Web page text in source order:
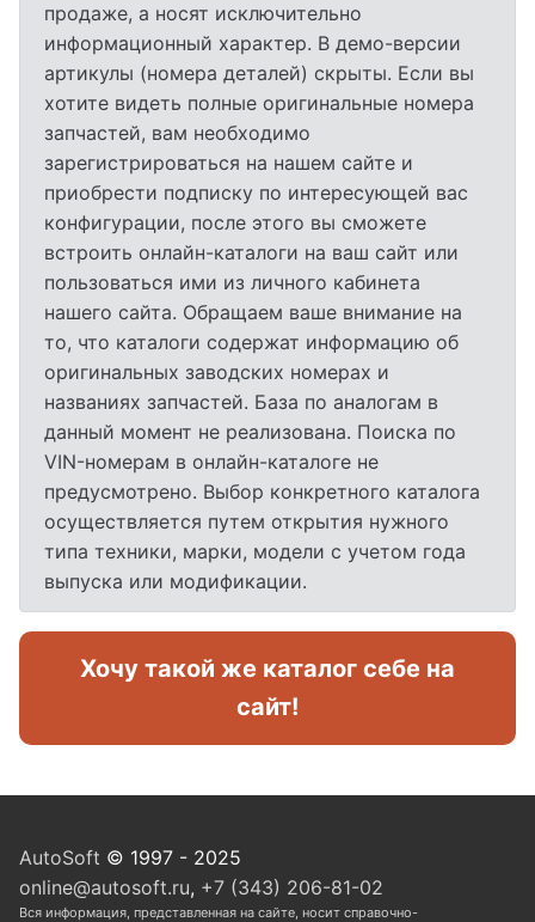
продаже, а носят исключительно
информационный характер. В демо-версии
артикулы (номера деталей) скрыты. Если вы
хотите видеть полные оригинальные номера
запчастей, вам необходимо
зарегистрироваться на нашем сайте и
приобрести подписку по интересующей вас
конфигурации, после этого вы сможете
встроить онлайн-каталоги на ваш сайт или
пользоваться ими из личного кабинета
нашего сайта. Обращаем ваше внимание на
то, что каталоги содержат информацию об
оригинальных заводских номерах и
названиях запчастей. База по аналогам в
данный момент не реализована. Поиска по
VIN-номерам в онлайн-каталоге не
предусмотрено. Выбор конкретного каталога
осуществляется путем открытия нужного
типа техники, марки, модели с учетом года
выпуска или модификации.
Хочу такой же каталог себе на
сайт!
AutoSoft © 1997 - 2025
online@autosoft.ru, +7 (343) 206-81-02
Вся информация, представленная на сайте, носит справочно-